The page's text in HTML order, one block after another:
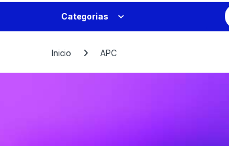
Categorias
Inicio APC